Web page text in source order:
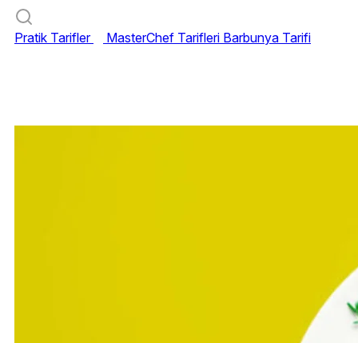
Pratik Tarifler MasterChef Tarifleri Barbunya Tarifi